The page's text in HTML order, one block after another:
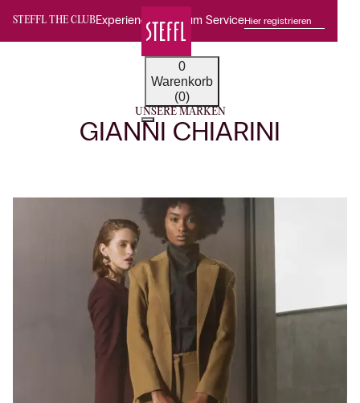
STEFFL THE CLUBExperience Premium ServiceHier registrieren
0
Warenkorb
(0)
UNSERE MARKEN
GIANNI CHIARINI